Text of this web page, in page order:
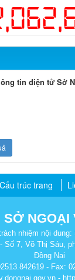
tin điện tử Sở
Cấu trúc trang
SỞ NGOẠI
nhiệm nội
Số 7, Võ Thị Sáu,
Đồng Nai
- Fax:
-